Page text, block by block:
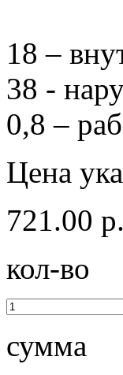
18 –
38 -
0,8 –
Цена
721.00
кол-во
сумма